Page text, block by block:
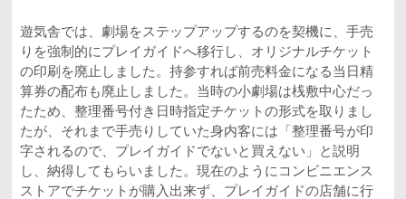
遊気舎では、劇場をステップアップするのを契機に、手売
りを強制的にプレイガイドへ移行し、オリジナルチケット
の印刷を廃止しました。持参すれば前売料金になる当日精
算券の配布も廃止しました。当時の小劇場は桟敷中心だっ
たため、整理番号付き日時指定チケットの形式を取りまし
たが、それまで手売りしていた身内客には「整理番号が印
字されるので、プレイガイドでないと買えない」と説明
し、納得してもらいました。現在のようにコンビニエンス
ストアでチケットが購入出来ず、プレイガイドの店舗に行